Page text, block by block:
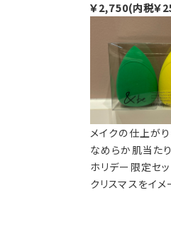
￥2,750(内税￥
メイクの仕上が
なめらか肌当た
ホリデー限定セッ
クリスマスをイメ